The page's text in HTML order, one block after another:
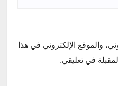
والموقع الإلكتروني في هذا
في تعليقي.